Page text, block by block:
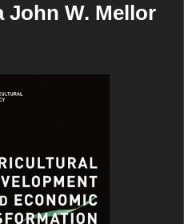
John W. Mellor